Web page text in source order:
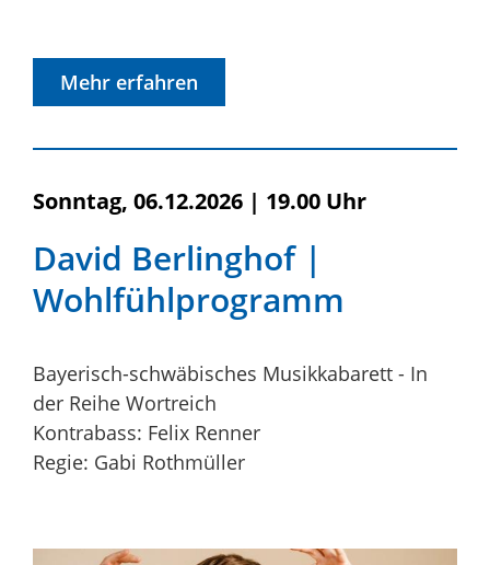
Mehr erfahren
Sonntag, 06.12.2026 | 19.00 Uhr
David Berlinghof |
Wohlfühlprogramm
Bayerisch-schwäbisches Musikkabarett - In
der Reihe Wortreich
Kontrabass: Felix Renner
Regie: Gabi Rothmüller